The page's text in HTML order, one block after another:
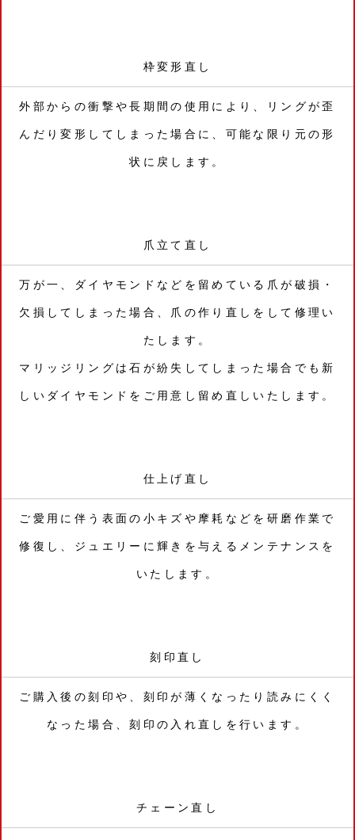
枠変形直し
外部からの衝撃や長期間の使用により、リングが歪
んだり変形してしまった場合に、可能な限り元の形
状に戻します。
爪立て直し
万が一、ダイヤモンドなどを留めている爪が破損・
欠損してしまった場合、爪の作り直しをして修理い
たします。
マリッジリングは石が紛失してしまった場合でも新
しいダイヤモンドをご用意し留め直しいたします。
仕上げ直し
ご愛用に伴う表面の小キズや摩耗などを研磨作業で
修復し、ジュエリーに輝きを与えるメンテナンスを
いたします。
刻印直し
ご購入後の刻印や、刻印が薄くなったり読みにくく
なった場合、刻印の入れ直しを行います。
チェーン直し